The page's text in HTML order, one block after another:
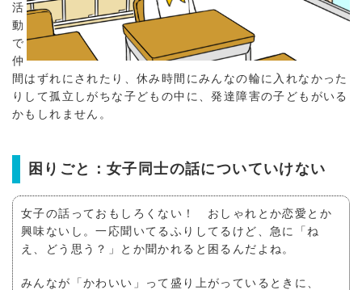
活
動
で
仲
間はずれにされたり、休み時間にみんなの輪に入れなかった
りして孤立しがちな子どもの中に、発達障害の子どもがいる
かもしれません。
困りごと：女子同士の話についていけない
女子の話っておもしろくない！ おしゃれとか恋愛とか
興味ないし。一応聞いてるふりしてるけど、急に「ね
え、どう思う？」とか聞かれると困るんだよね。
みんなが「かわいい」って盛り上がっているときに、